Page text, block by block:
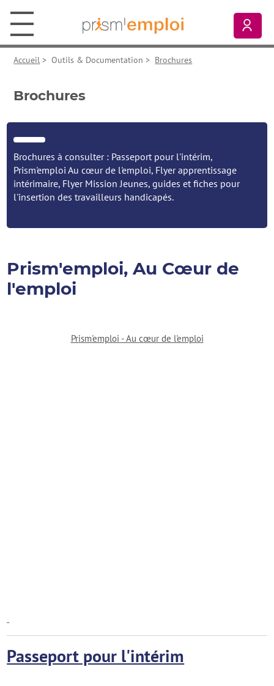
Prism’emploi, retour à l'accueil
Accueil >Outils & Documentation > Brochures
Brochures
Brochures à consulter : Passeport pour l'intérim,
Prism'emploi Au cœur de l'emploi, Flyer apprentissage
intérimaire, Flyer Mission Jeunes, guides et fiches pour
l'insertion des travailleurs handicapés.
Prism'emploi, Au Cœur de
l'emploi
Prism'emploi - Au cœur de l'emploi
Passeport pour l'intérim